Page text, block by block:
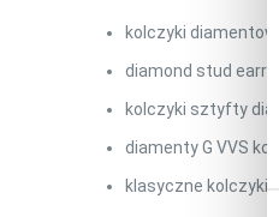
kolczyki
diamond stud
kolczyki sztyfty
diamenty G VVS
klasyczne kolczyki